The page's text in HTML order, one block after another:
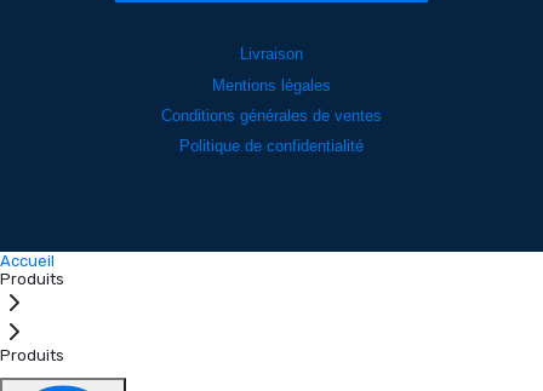
Livraison
Mentions légales
Conditions générales de ventes
Politique de confidentialité
Accueil
Produits
Produits